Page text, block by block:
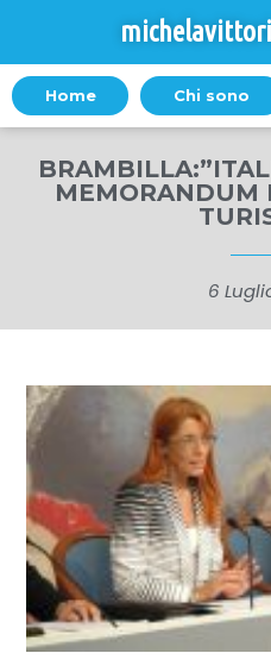
Home Chi sono
MEMORANDUM
6